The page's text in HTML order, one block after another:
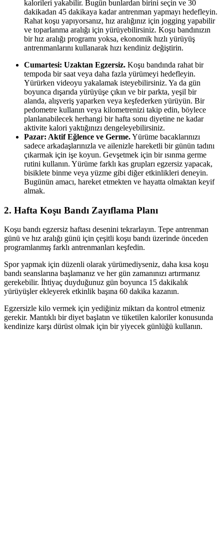
kalorileri yakabilir. Bugün bunlardan birini seçin ve 30
dakikadan 45 dakikaya kadar antrenman yapmayı hedefleyin.
Rahat koşu yapıyorsanız, hız aralığınız için jogging yapabilir
ve toparlanma aralığı için yürüyebilirsiniz. Koşu bandınızın
bir hız aralığı programı yoksa, ekonomik hızlı yürüyüş
antrenmanlarını kullanarak hızı kendiniz değiştirin.
Cumartesi: Uzaktan Egzersiz. Koşu bandında rahat bir
tempoda bir saat veya daha fazla yürümeyi hedefleyin.
Yürürken videoyu yakalamak isteyebilirsiniz. Ya da gün
boyunca dışarıda yürüyüşe çıkın ve bir parkta, yeşil bir
alanda, alışveriş yaparken veya keşfederken yürüyün. Bir
pedometre kullanın veya kilometrenizi takip edin, böylece
planlanabilecek herhangi bir hafta sonu diyetine ne kadar
aktivite kalori yaktığınızı dengeleyebilirsiniz.
Pazar: Aktif Eğlence ve Germe.Yürüme bacaklarınızı
sadece arkadaşlarınızla ve ailenizle hareketli bir günün tadını
çıkarmak için işe koyun. Gevşetmek için bir ısınma germe
rutini kullanın. Yürüme farklı kas grupları egzersiz yapacak,
bisiklete binme veya yüzme gibi diğer etkinlikleri deneyin.
Bugünün amacı, hareket etmekten ve hayatta olmaktan keyif
almak.
2. Hafta Koşu Bandı Zayıflama Planı
Koşu bandı egzersiz haftası desenini tekrarlayın. Tepe antrenman
günü ve hız aralığı günü için çeşitli koşu bandı üzerinde önceden
programlanmış farklı antrenmanları keşfedin.
Spor yapmak için düzenli olarak yürümediyseniz, daha kısa koşu
bandı seanslarına başlamanız ve her gün zamanınızı artırmanız
gerekebilir. İhtiyaç duyduğunuz gün boyunca 15 dakikalık
yürüyüşler ekleyerek etkinlik başına 60 dakika kazanın.
Egzersizle kilo vermek için yediğiniz miktarı da kontrol etmeniz
gerekir. Mantıklı bir diyet başlatın ve tüketilen kaloriler konusunda
kendinize karşı dürüst olmak için bir yiyecek günlüğü kullanın.